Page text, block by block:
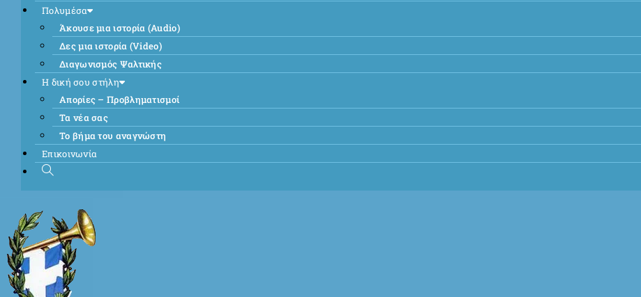
Πολυμέσα
Άκουσε μια ιστορία (Audio)
Δες μια ιστορία (Video)
Διαγωνισμός Ψαλτικής
Η δική σου στήλη
Απορίες – Προβληματισμοί
Τα νέα σας
Το βήμα του αναγνώστη
Επικοινωνία